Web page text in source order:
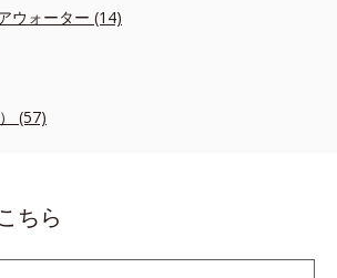
ウォーター (14)
(57)
ちら